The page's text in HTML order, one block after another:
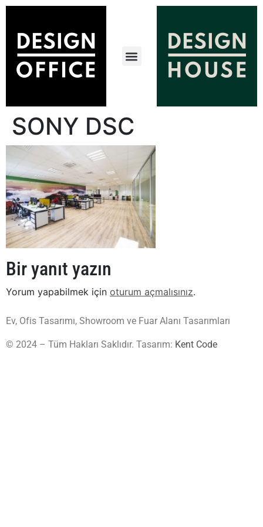
SONY DSC
Bir yanıt yazın
Yorum yapabilmek için oturum açmalısınız.
Ev, Ofis Tasarımı, Showroom ve Fuar Alanı Tasarımları
© 2024 – Tüm Hakları Saklıdır. Tasarım: Kent Code